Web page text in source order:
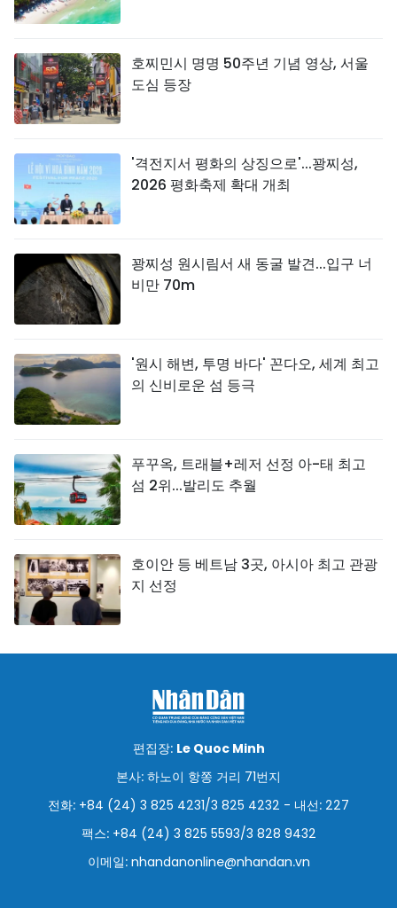
호찌민시 명명 50주년 기념 영상, 서울
도심 등장
'격전지서 평화의 상징으로'...꽝찌성,
2026 평화축제 확대 개최
꽝찌성 원시림서 새 동굴 발견...입구 너
비만 70m
'원시 해변, 투명 바다' 꼰다오, 세계 최고
의 신비로운 섬 등극
푸꾸옥, 트래블+레저 선정 아-태 최고
섬 2위...발리도 추월
호이안 등 베트남 3곳, 아시아 최고 관광
지 선정
편집장: Le Quoc Minh
본사: 하노이 항쫑 거리 71번지
전화: +84 (24) 3 825 4231/3 825 4232 - 내선: 227
팩스: +84 (24) 3 825 5593/3 828 9432
이메일: nhandanonline@nhandan.vn